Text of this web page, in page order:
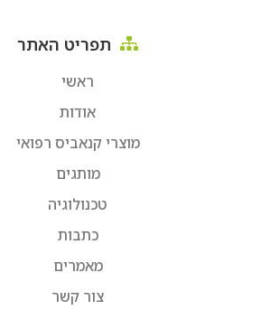
תפריט האתר
ראשי
אודות
מוצרי קנאביס רפואי
מותגים
טכנולוגיה
כתבות
מאמרים
צור קשר